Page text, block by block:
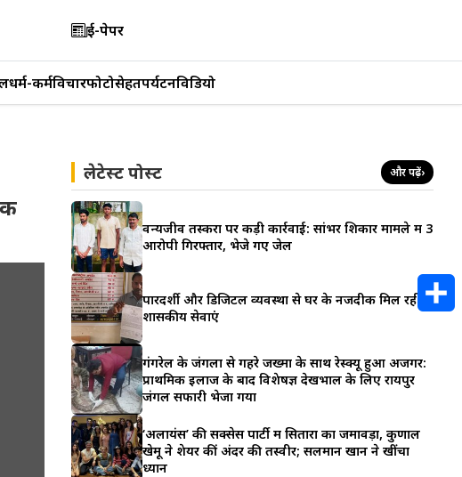
ई-पेपर
धर्म-कर्मविचारफोटोसेहतपर्यटनविडियो
लेटेस्ट पोस्ट और पढ़ें›
वन्यजीव तस्करों पर कड़ी कार्रवाई: सांभर शिकार मामले में 3
आरोपी गिरफ्तार, भेजे गए जेल
पारदर्शी और डिजिटल व्यवस्था से घर के नजदीक मिल रही
शासकीय सेवाएं
गंगरेल के जंगलों से गहरे जख्मों के साथ रेस्क्यू हुआ अजगर:
प्राथमिक इलाज के बाद विशेषज्ञ देखभाल के लिए रायपुर
जंगल सफारी भेजा गया
‘अलायंस’ की सक्सेस पार्टी में सितारों का जमावड़ा, कुणाल
खेमू ने शेयर कीं अंदर की तस्वीरें; सलमान खान ने खींचा
ध्यान
h
r